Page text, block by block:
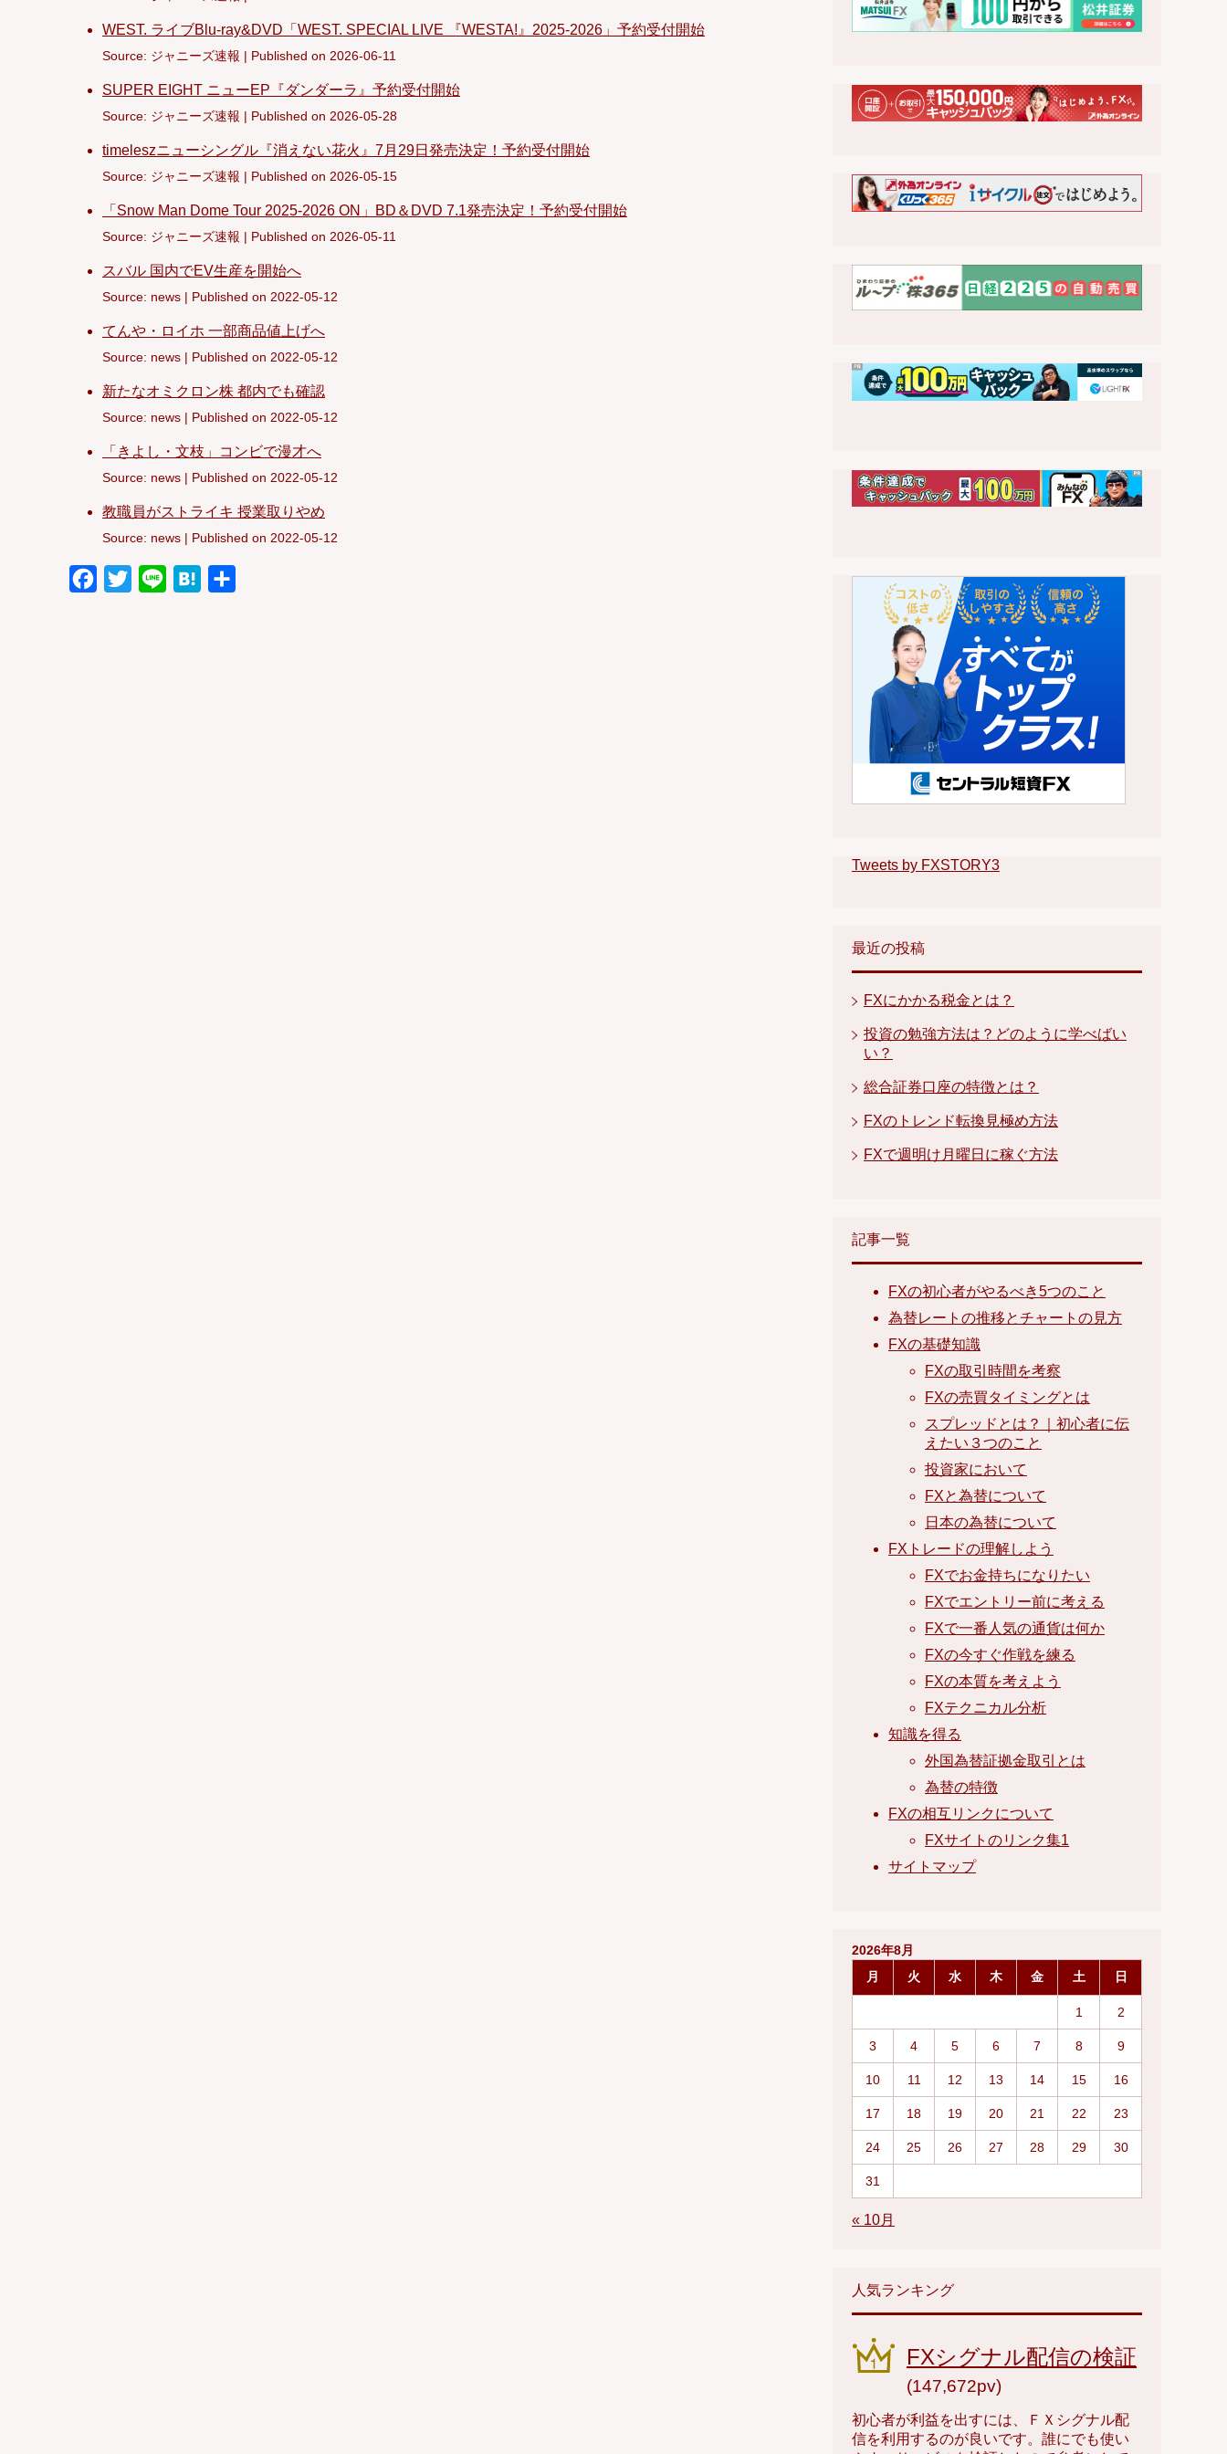
WEST. ライブBlu-ray&DVD「WEST. SPECIAL LIVE 『WESTA!』2025-2026」予約受付開始
Source: ジャニーズ速報 Published on 2026-06-11
SUPER EIGHT ニューEP『ダンダーラ』予約受付開始
Source: ジャニーズ速報 Published on 2026-05-28
timeleszニューシングル『消えない花火』7月29日発売決定！予約受付開始
Source: ジャニーズ速報 Published on 2026-05-15
「Snow Man Dome Tour 2025-2026 ON」BD＆DVD 7.1発売決定！予約受付開始
Source: ジャニーズ速報 Published on 2026-05-11
スバル 国内でEV生産を開始へ
Source: news Published on 2022-05-12
てんや・ロイホ 一部商品値上げへ
Source: news Published on 2022-05-12
新たなオミクロン株 都内でも確認
Source: news Published on 2022-05-12
「きよし・文枝」コンビで漫才へ
Source: news Published on 2022-05-12
教職員がストライキ 授業取りやめ
Source: news Published on 2022-05-12
Tweets by FXSTORY3
最近の投稿
FXにかかる税金とは？
投資の勉強方法は？どのように学べばい
い？
総合証券口座の特徴とは？
FXのトレンド転換見極め方法
FXで週明け月曜日に稼ぐ方法
記事一覧
FXの初心者がやるべき5つのこと
為替レートの推移とチャートの見方
FXの基礎知識
FXの取引時間を考察
FXの売買タイミングとは
スプレッドとは？｜初心者に伝
えたい３つのこと
投資家において
FXと為替について
日本の為替について
FXトレードの理解しよう
FXでお金持ちになりたい
FXでエントリー前に考える
FXで一番人気の通貨は何か
FXの今すぐ作戦を練る
FXの本質を考えよう
FXテクニカル分析
知識を得る
外国為替証拠金取引とは
為替の特徴
FXの相互リンクについて
FXサイトのリンク集1
サイトマップ
2026年8月
月
火 水 木 金 土 日
1 2
3 4 5 6 7 8 9
10 11 12 13 14 15 16
17 18 19 20 21 22 23
24 25 26 27 28 29 30
31
« 10月
人気ランキング
FXシグナル配信の検証
(147,672pv)
初心者が利益を出すには、ＦＸシグナル配
信を利用するのが良いです。誰にでも使い